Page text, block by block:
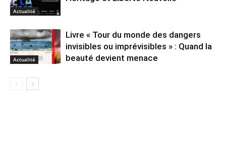
Actualité
Actualité
Livre « Tour du monde des dangers
invisibles ou imprévisibles » : Quand la
beauté devient menace